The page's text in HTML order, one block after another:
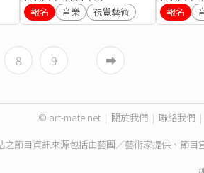
報名
音樂 視覺藝術
報名
8 9 ➡︎
© art-mate.net | 關於我們 | 聯絡我們 |
之節目資訊來源包括由藝團／藝術家提供、節目